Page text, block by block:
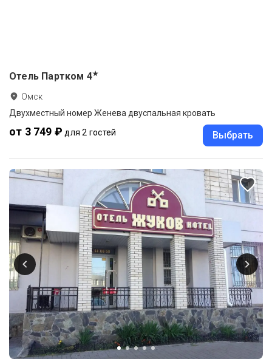
Отель Партком 4★
Омск
Двухместный номер Женева двуспальная кровать
от 3 749 ₽ для 2 гостей Выбрать